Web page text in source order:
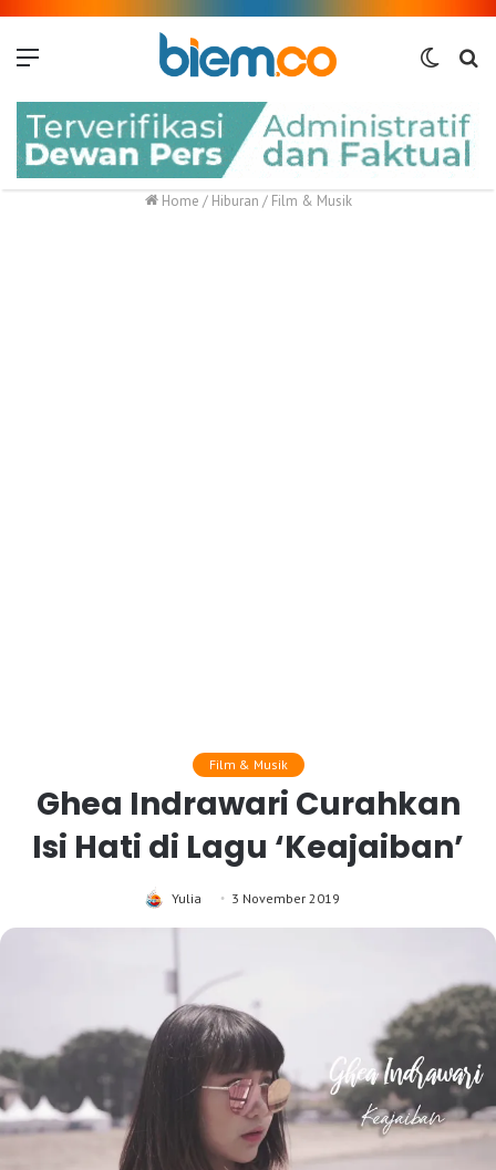
Switch
Home / Hiburan / Film & Musik
Film & Musik
Ghea Indrawari Curahkan
Isi Hati di Lagu ‘Keajaiban’
Yulia 3 November 2019